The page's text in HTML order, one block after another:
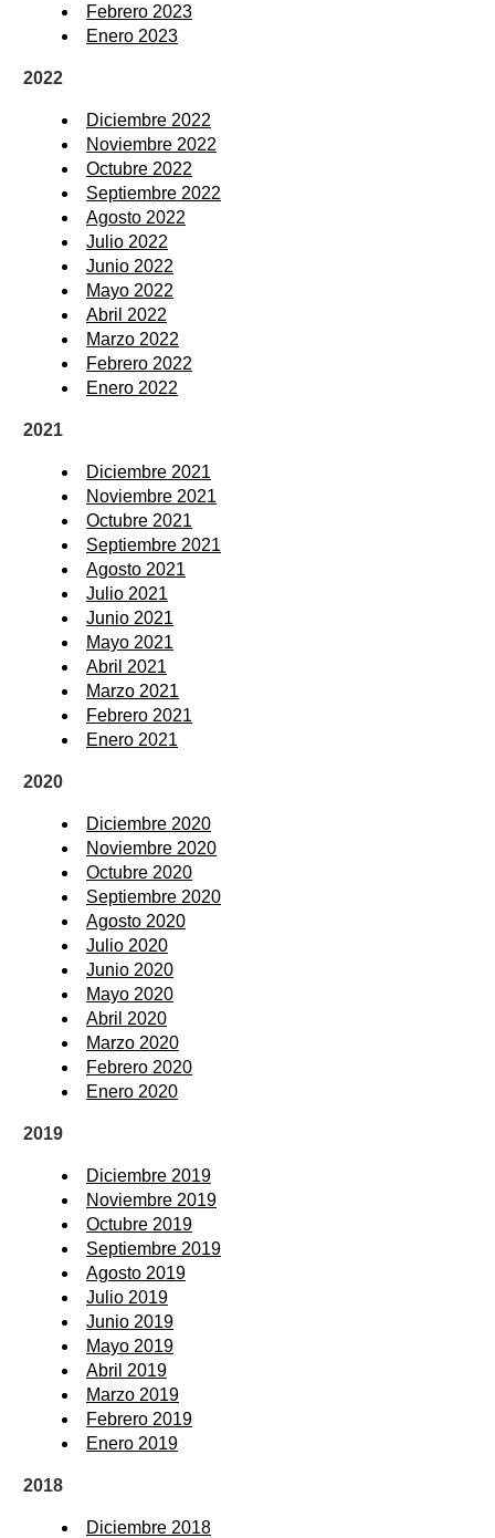
Febrero 2023
Enero 2023
2022
Diciembre 2022
Noviembre 2022
Octubre 2022
Septiembre 2022
Agosto 2022
Julio 2022
Junio 2022
Mayo 2022
Abril 2022
Marzo 2022
Febrero 2022
Enero 2022
2021
Diciembre 2021
Noviembre 2021
Octubre 2021
Septiembre 2021
Agosto 2021
Julio 2021
Junio 2021
Mayo 2021
Abril 2021
Marzo 2021
Febrero 2021
Enero 2021
2020
Diciembre 2020
Noviembre 2020
Octubre 2020
Septiembre 2020
Agosto 2020
Julio 2020
Junio 2020
Mayo 2020
Abril 2020
Marzo 2020
Febrero 2020
Enero 2020
2019
Diciembre 2019
Noviembre 2019
Octubre 2019
Septiembre 2019
Agosto 2019
Julio 2019
Junio 2019
Mayo 2019
Abril 2019
Marzo 2019
Febrero 2019
Enero 2019
2018
Diciembre 2018